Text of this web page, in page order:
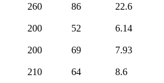
260 86
22.6
200 52
6.14
200 69
7.93
210 64
8.6